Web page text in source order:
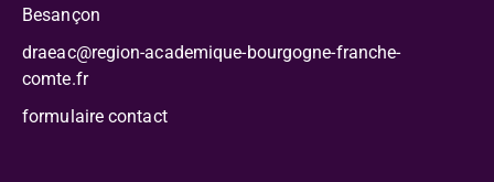
Besançon
draeac@region-academique-bourgogne-franche-
comte.fr
formulaire contact